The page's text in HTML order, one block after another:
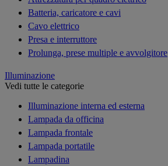
Batteria, caricatore e cavi
Cavo elettrico
Presa e interruttore
Prolunga, prese multiple e avvolgitore
Illuminazione
Vedi tutte le categorie
Illuminazione interna ed esterna
Lampada da officina
Lampada frontale
Lampada portatile
Lampadina